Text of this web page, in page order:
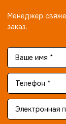
Менеджер
заказ.